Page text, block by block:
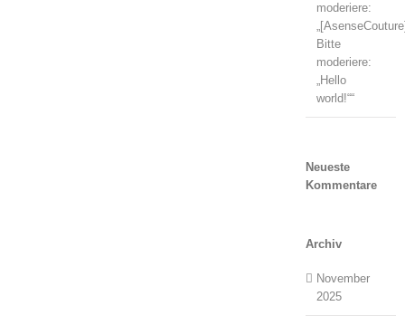
moderiere:
Bitte
moderiere:
„Hello
world!““
Neueste
Kommentare
Archiv
November
2025